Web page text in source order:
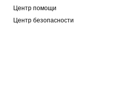
Центр помощи
Центр безопасности